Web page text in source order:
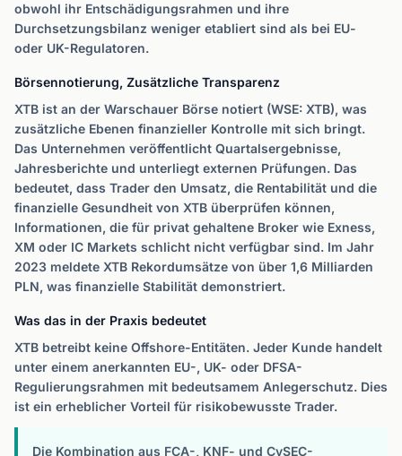
obwohl ihr Entschädigungsrahmen und ihre
Durchsetzungsbilanz weniger etabliert sind als bei EU-
oder UK-Regulatoren.
Börsennotierung, Zusätzliche Transparenz
XTB ist an der Warschauer Börse notiert (WSE: XTB), was
zusätzliche Ebenen finanzieller Kontrolle mit sich bringt.
Das Unternehmen veröffentlicht Quartalsergebnisse,
Jahresberichte und unterliegt externen Prüfungen. Das
bedeutet, dass Trader den Umsatz, die Rentabilität und die
finanzielle Gesundheit von XTB überprüfen können,
Informationen, die für privat gehaltene Broker wie Exness,
XM oder IC Markets schlicht nicht verfügbar sind. Im Jahr
2023 meldete XTB Rekordumsätze von über 1,6 Milliarden
PLN, was finanzielle Stabilität demonstriert.
Was das in der Praxis bedeutet
XTB betreibt keine Offshore-Entitäten. Jeder Kunde handelt
unter einem anerkannten EU-, UK- oder DFSA-
Regulierungsrahmen mit bedeutsamem Anlegerschutz. Dies
ist ein erheblicher Vorteil für risikobewusste Trader.
Die Kombination aus FCA-, KNF- und CySEC-